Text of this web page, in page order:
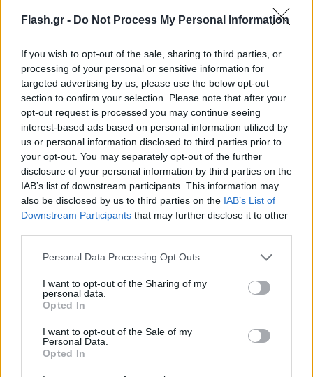
Flash.gr - Do Not Process My Personal Information
If you wish to opt-out of the sale, sharing to third parties, or
processing of your personal or sensitive information for
targeted advertising by us, please use the below opt-out
section to confirm your selection. Please note that after your
opt-out request is processed you may continue seeing
interest-based ads based on personal information utilized by
us or personal information disclosed to third parties prior to
your opt-out. You may separately opt-out of the further
disclosure of your personal information by third parties on the
IAB’s list of downstream participants. This information may
also be disclosed by us to third parties on the IAB’s List of
Downstream Participants that may further disclose it to other
Please note that this website/app uses one or more Google
not limited to your visit or usage behaviour. You may click to
grant or deny consent to Google and its third-party tags to
use your data for below specified purposes in below Google
consent section.
Personal Data Processing Opt Outs
I want to opt-out of the Sharing of my
personal data.
Opted In
I want to opt-out of the Sale of my
Personal Data.
Opted In
Τρία ολόκληρα χρόνια ο Γεράσιμος, σε άνιση μάχη,
αγωνίζεται για τη ζωή του.
Τρία ολόκληρα μαρτυρικά χρόνια εξελίσσεται, ένα
ατελείωτο ταξίδι σε νοσοκομεία Ελλάδας, Ευρώπης
και Αμερικής…με μόνη συνοδεία την ελπίδα για ένα
ακόμα θαύμα της Παναγίας .